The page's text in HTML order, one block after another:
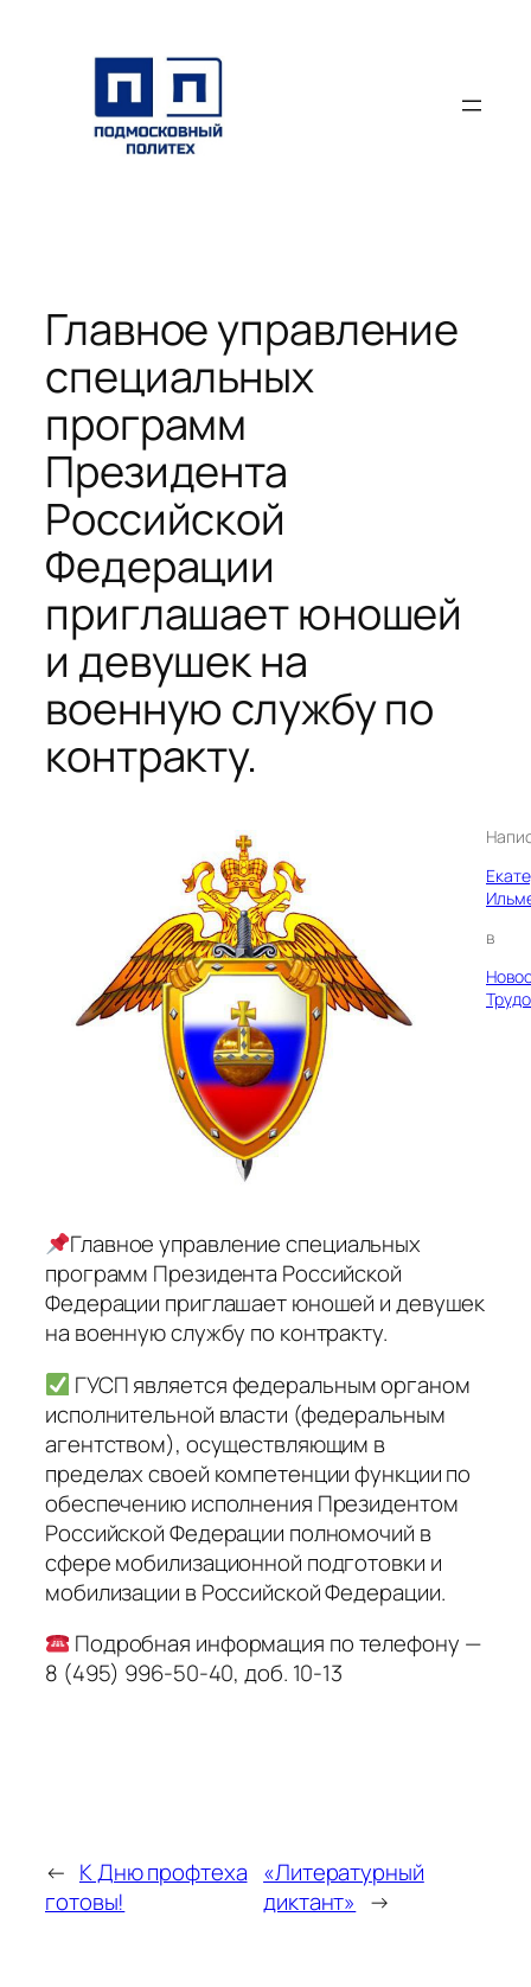
содержимому
Главное управление
специальных
программ
Президента
Российской
Федерации
приглашает юношей
и девушек на
военную службу по
контракту.
в
Главное управление специальных
программ Президента Российской
Федерации приглашает юношей и девушек
на военную службу по контракту.
ГУСП является федеральным органом
исполнительной власти (федеральным
агентством), осуществляющим в
пределах своей компетенции функции по
обеспечению исполнения Президентом
Российской Федерации полномочий в
сфере мобилизационной подготовки и
мобилизации в Российской Федерации.
Подробная информация по телефону —
8 (495) 996-50-40, доб. 10-13
← К Дню профтеха
готовы!
«Литературный
диктант» →